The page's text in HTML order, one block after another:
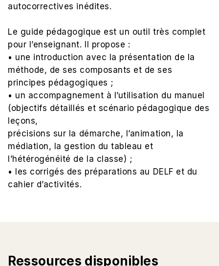
autocorrectives inédites.
Le guide pédagogique est un outil très complet
pour l’enseignant. Il propose :
• une introduction avec la présentation de la
méthode, de ses composants et de ses
principes pédagogiques ;
• un accompagnement à l’utilisation du manuel
(objectifs détaillés et scénario pédagogique des
leçons,
précisions sur la démarche, l’animation, la
médiation, la gestion du tableau et
l’hétérogénéité de la classe) ;
• les corrigés des préparations au DELF et du
cahier d’activités.
Ressources disponibles